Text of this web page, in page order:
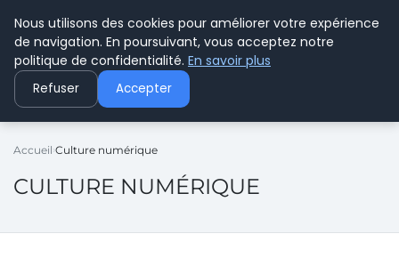
C PLUSPLUS
Accueil Culture numérique
CULTURE NUMÉRIQUE
Nous utilisons des cookies pour améliorer votre expérience
de navigation. En poursuivant, vous acceptez notre
politique de confidentialité. En savoir plus
Refuser Accepter